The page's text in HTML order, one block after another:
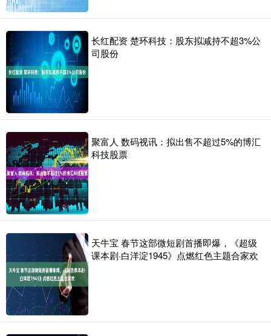
长红配资 楚环科技：股东拟减持不超3%公
司股份
聚富人 数码视讯：拟出售不超过5%的博汇
科技股票
天牛宝 春节这部微短剧首播即爆，《超级
课本剧·白洋淀1945》点燃红色主题合家欢